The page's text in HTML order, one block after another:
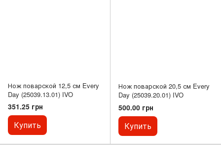
Нож поварской 12,5 см Every
Day (25039.13.01) IVO
351.25 грн
Купить
Нож поварской 20,5 см Every
Day (25039.20.01) IVO
500.00 грн
Купить